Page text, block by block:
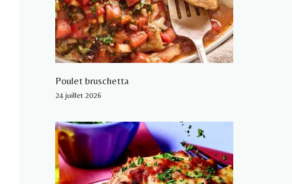
Poulet bruschetta
24 juillet 2026